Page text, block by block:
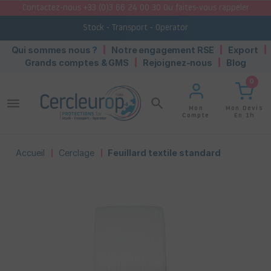
Contactez-nous +33 (0)3 66 24 00 30 Ou faites-vous rappeler
Stock - Transport - Operator
Qui sommes nous ? Notre engagement RSE
Export
Grands comptes & GMS
Rejoignez-nous Blog
search
Mon
Compte
0
Mon Devis
En 1h
menu
Accueil Cerclage Feuillard textile standard